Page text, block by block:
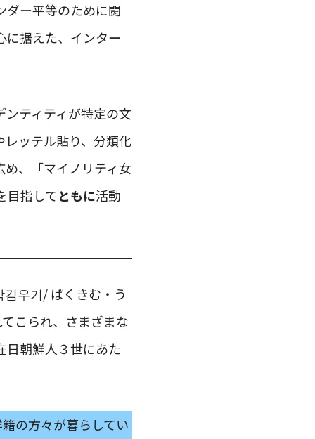
ダー平等のために闘
に据えた、インター
ティティが特定の文
ッテル貼り、分類化
、「マイノリティ女
目指してともに活動
우기/ ぱくきむ・う
こられ、さまざまな
日朝鮮人３世にあた
の方々が暮らしてい